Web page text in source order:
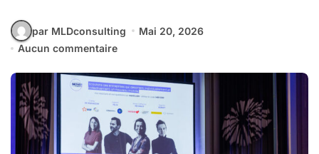
par MLDconsulting
Mai 20, 2026
Aucun commentaire